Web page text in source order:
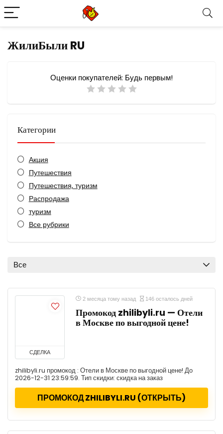
ЖилиБыли RU
Оценки покупателей: Будь первым!
Категории
Акция
Путешествия
Путешествия, туризм
Распродажа
туризм
Все рубрики
Все
СДЕЛКА
2 месяца тому назад 146 осталось дней
Промокод zhilibyli.ru — Отели
в Москве по выгодной цене!
zhilibyli.ru промокод : Отели в Москве по выгодной цене! До
2026-12-31 23:59:59. Тип скидки: скидка на заказ
ПРОМОКОД ZHILIBYLI.RU (ОТКРЫТЬ)